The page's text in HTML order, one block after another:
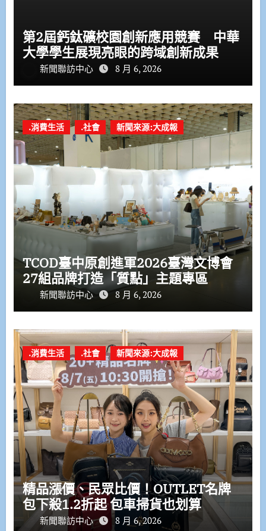
第2屆鈣鈦礦校園創新應用競賽 中華
大學學生展現亮眼的跨域創新成果
新聞聯訪中心 8 月 6, 2026
.消費生活 .社會 新聞來源:大成報
TCOD臺中原創進軍2026臺灣文博會
27組品牌打造「質點」主題專區
新聞聯訪中心 8 月 6, 2026
.消費生活 .社會 新聞來源:大成報
精品漲價、民眾比價！OUTLET名牌
包下殺1.2折起 包車掃貨也划算
新聞聯訪中心 8 月 6, 2026